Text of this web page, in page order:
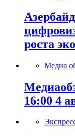
роста
Медиа
16:00 4